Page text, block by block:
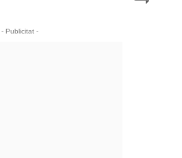
- Publicitat -